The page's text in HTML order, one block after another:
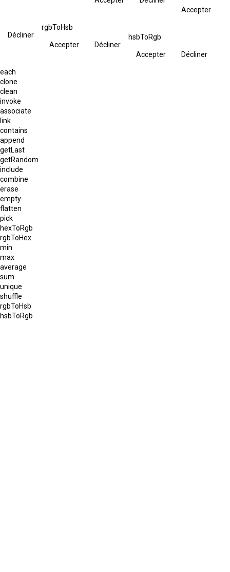
Accepter
Décliner
rgbToHsb
Accepter Décliner
hsbToRgb
Accepter Décliner
each
clone
clean
invoke
associate
link
contains
append
getLast
getRandom
include
combine
erase
empty
flatten
pick
hexToRgb
rgbToHex
min
max
average
sum
unique
shuffle
rgbToHsb
hsbToRgb